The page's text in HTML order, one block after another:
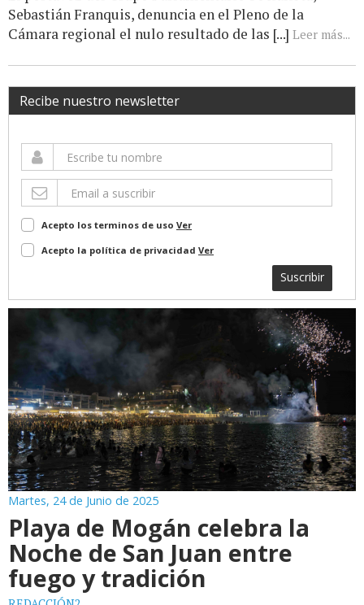
Sebastián Franquis, denuncia en el Pleno de la
Cámara regional el nulo resultado de las [...] Leer más...
Recibe nuestro newsletter
Acepto los terminos de uso Ver
Acepto la política de privacidad Ver
Suscribir
Martes, 24 de Junio de 2025
Playa de Mogán celebra la
Noche de San Juan entre
fuego y tradición